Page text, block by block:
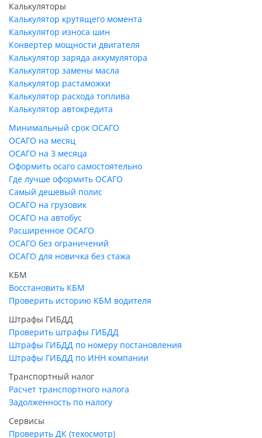
Калькуляторы
Калькулятор крутящего момента
Калькулятор износа шин
Конвертер мощности двигателя
Калькулятор заряда аккумулятора
Калькулятор замены масла
Калькулятор растаможки
Калькулятор расхода топлива
Калькулятор автокредита
Минимальный срок ОСАГО
ОСАГО на месяц
ОСАГО на 3 месяца
Оформить осаго самостоятельно
Где лучше оформить ОСАГО
Самый дешевый полис
ОСАГО на грузовик
ОСАГО на автобус
Расширенное ОСАГО
ОСАГО без ограничений
ОСАГО для новичка без стажа
КБМ
Восстановить КБМ
Проверить историю КБМ водителя
Штрафы ГИБДД
Проверить штрафы ГИБДД
Штрафы ГИБДД по номеру постановления
Штрафы ГИБДД по ИНН компании
Транспортный налог
Расчет транспортного налога
Задолженность по налогу
Сервисы
Проверить ДК (техосмотр)